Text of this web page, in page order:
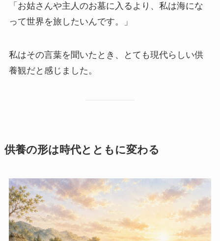
「お姑さんや主人のお墓に入るより、私は海にな
って世界を旅したいんです。」
私はその言葉を聞いたとき、とても現代らしい供
養観だと感じました。
供養の​形は​時代とともに​変わる